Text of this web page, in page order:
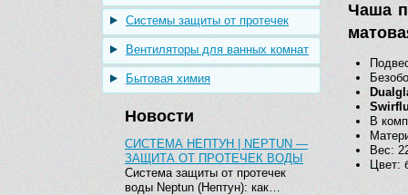
Системы защиты от протечек
Вентиляторы для ванных комнат
Бытовая химия
Новости
СИСТЕМА НЕПТУН | NEPTUN —
ЗАЩИТА ОТ ПРОТЕЧЕК ВОДЫ
Система защиты от протечек
воды Neptun (Нептун): как…
Чаша
В
Вес:
Цвет: